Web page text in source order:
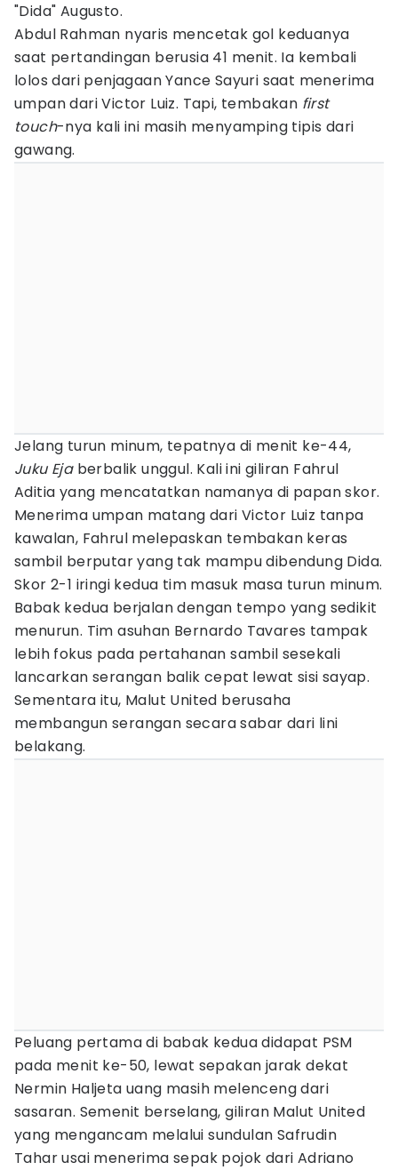
"Dida" Augusto.
Abdul Rahman nyaris mencetak gol keduanya
saat pertandingan berusia 41 menit. Ia kembali
lolos dari penjagaan Yance Sayuri saat menerima
umpan dari Victor Luiz. Tapi, tembakan first
touch-nya kali ini masih menyamping tipis dari
gawang.
Jelang turun minum, tepatnya di menit ke-44,
Juku Ejaberbalik unggul. Kali ini giliran Fahrul
Aditia yang mencatatkan namanya di papan skor.
Menerima umpan matang dari Victor Luiz tanpa
kawalan, Fahrul melepaskan tembakan keras
sambil berputar yang tak mampu dibendung Dida.
Skor 2-1 iringi kedua tim masuk masa turun minum.
Babak kedua berjalan dengan tempo yang sedikit
menurun. Tim asuhan Bernardo Tavares tampak
lebih fokus pada pertahanan sambil sesekali
lancarkan serangan balik cepat lewat sisi sayap.
Sementara itu, Malut United berusaha
membangun serangan secara sabar dari lini
belakang.
Peluang pertama di babak kedua didapat PSM
pada menit ke-50, lewat sepakan jarak dekat
Nermin Haljeta uang masih melenceng dari
sasaran. Semenit berselang, giliran Malut United
yang mengancam melalui sundulan Safrudin
Tahar usai menerima sepak pojok dari Adriano